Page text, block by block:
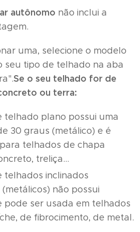
autônomo não inclui a
uma, selecione o modelo
seu tipo de telhado na aba
Se o seu telhado for de
ou terra:
telhado plano possui uma
30 graus (metálico) e é
telhados de chapa
treliça...
telhados inclinados
não possui
pode ser usada em telhados
de fibrocimento, de metal.